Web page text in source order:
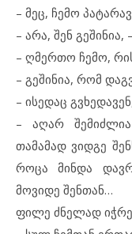
– მეც, ჩემო
– არა, შენ გეშინია,
– ღმერთო ჩემო,
– გეშინია, რომ
– ისედაც
– აღარ
თამამად ვიდგე
როცა მინდა
მოვიდე შენთან…
ფილე ძნელად